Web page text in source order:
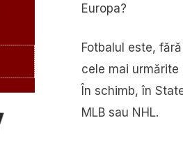
Europa?
Fotbalul este,
cele mai
În schimb, în
MLB sau NHL.